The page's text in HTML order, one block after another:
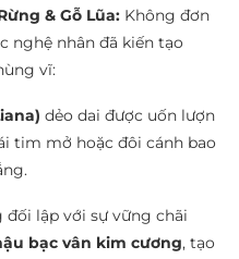
& Gỗ Lũa: Không đơn
nghệ nhân đã kiến tạo
vĩ:
dẻo dai được uốn lượn
tim mở hoặc đôi cánh bao
lập với sự vững chãi
bạc vân kim cương, tạo